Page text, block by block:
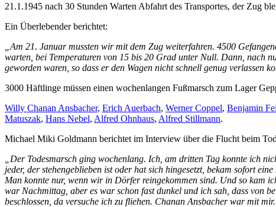
21.1.1945 nach 30 Stunden Warten Abfahrt des Transportes, der Zug
Ein Überlebender berichtet:
„Am 21. Januar mussten wir mit dem Zug weiterfahren. 4500
warten, bei Temperaturen von 15 bis 20 Grad unter Null. Dann, nach
geworden waren, so dass er den Wagen nicht schnell genug verlassen
3000 Häftlinge müssen einen wochenlangen Fußmarsch zum Lager
Willy Chanan Ansbacher, Erich Auerbach, Werner Coppel, Benjamin
Matuszak, Hans Nebel, Alfred Ohnhaus, Alfred Stillmann.
Michael Miki Goldmann berichtet im Interview über die Flucht beim
„Der Todesmarsch ging wochenlang. Ich, am dritten Tag konnte ich
jeder, der stehengeblieben ist oder hat sich hingesetzt, bekam sofort
Man konnte nur, wenn wir in Dörfer reingekommen sind. Und so kam
war Nachmittag, aber es war schon fast dunkel und ich sah, dass von
beschlossen, da versuche ich zu fliehen. Chanan Ansbacher war mit